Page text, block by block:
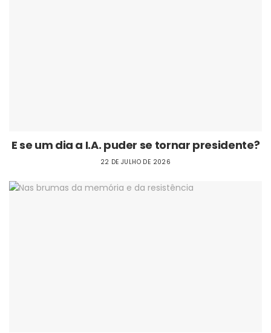
E se um dia a I.A. puder se tornar presidente?
22 DE JULHO DE 2026